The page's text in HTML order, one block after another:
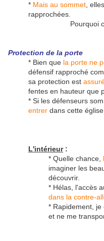
* Mais au sommet ,
rapprochées.
Pourquoi
Protection de la porte
* Bien que la porte ne
défensif rapproché
sa protection est
fentes en hauteur que
* Si les défenseurs
entrer dans cette église.
L'intérieur:
* Quelle chance,
imaginer les
découvrir.
* Hélas, l'accès
dans la contre-
* Rapidement, je
et ne me